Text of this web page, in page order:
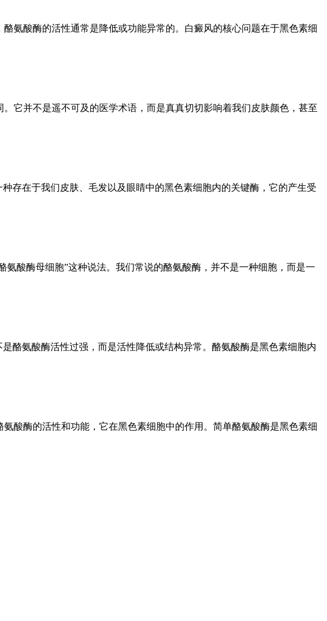
氨酸酶的活性通常是降低或功能异常的。白癜风的核心问题在于黑色素细
它并不是遥不可及的医学术语，而是真真切切影响着我们皮肤颜色，甚至
存在于我们皮肤、毛发以及眼睛中的黑色素细胞内的关键酶，它的产生受
酸酶母细胞”这种说法。我们常说的酪氨酸酶，并不是一种细胞，而是一
酪氨酸酶活性过强，而是活性降低或结构异常。酪氨酸酶是黑色素细胞内
酸酶的活性和功能，它在黑色素细胞中的作用。简单酪氨酸酶是黑色素细